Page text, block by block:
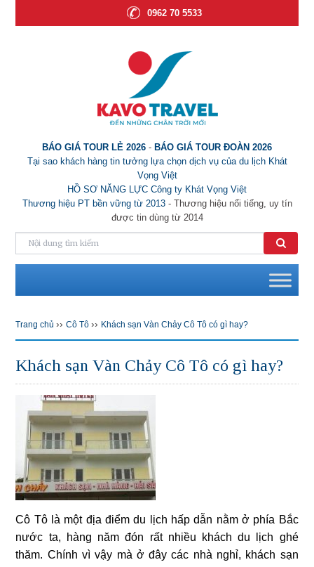
0962 70 5533
BÁO GIÁ TOUR LẺ 2026 - BÁO GIÁ TOUR ĐOÀN 2026
Tại sao khách hàng tin tưởng lựa chọn dịch vụ của du lịch Khát
Vọng Việt
HỒ SƠ NĂNG LỰC Công ty Khát Vọng Việt
Thương hiệu PT bền vững từ 2013- Thương hiệu nổi tiếng, uy tín
được tin dùng từ 2014
Trang chủ ››Cô Tô ›› Khách sạn Vàn Chảy Cô Tô có gì hay?
Khách sạn Vàn Chảy Cô Tô có gì hay?
Cô Tô là một địa điểm du lịch hấp dẫn nằm ở phía Bắc
nước ta, hàng năm đón rất nhiều khách du lịch ghé
thăm. Chính vì vậy mà ở đây các nhà nghỉ, khách sạn